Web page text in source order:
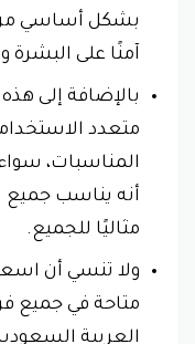
بشكل أساسي من
آمنًا على
بالإضافة إلى
متعدد
المناسبات،
أنه يناسب جميع
مثاليًا للجميع.
ولا تنسي أن
متاحة في جميع
العربية